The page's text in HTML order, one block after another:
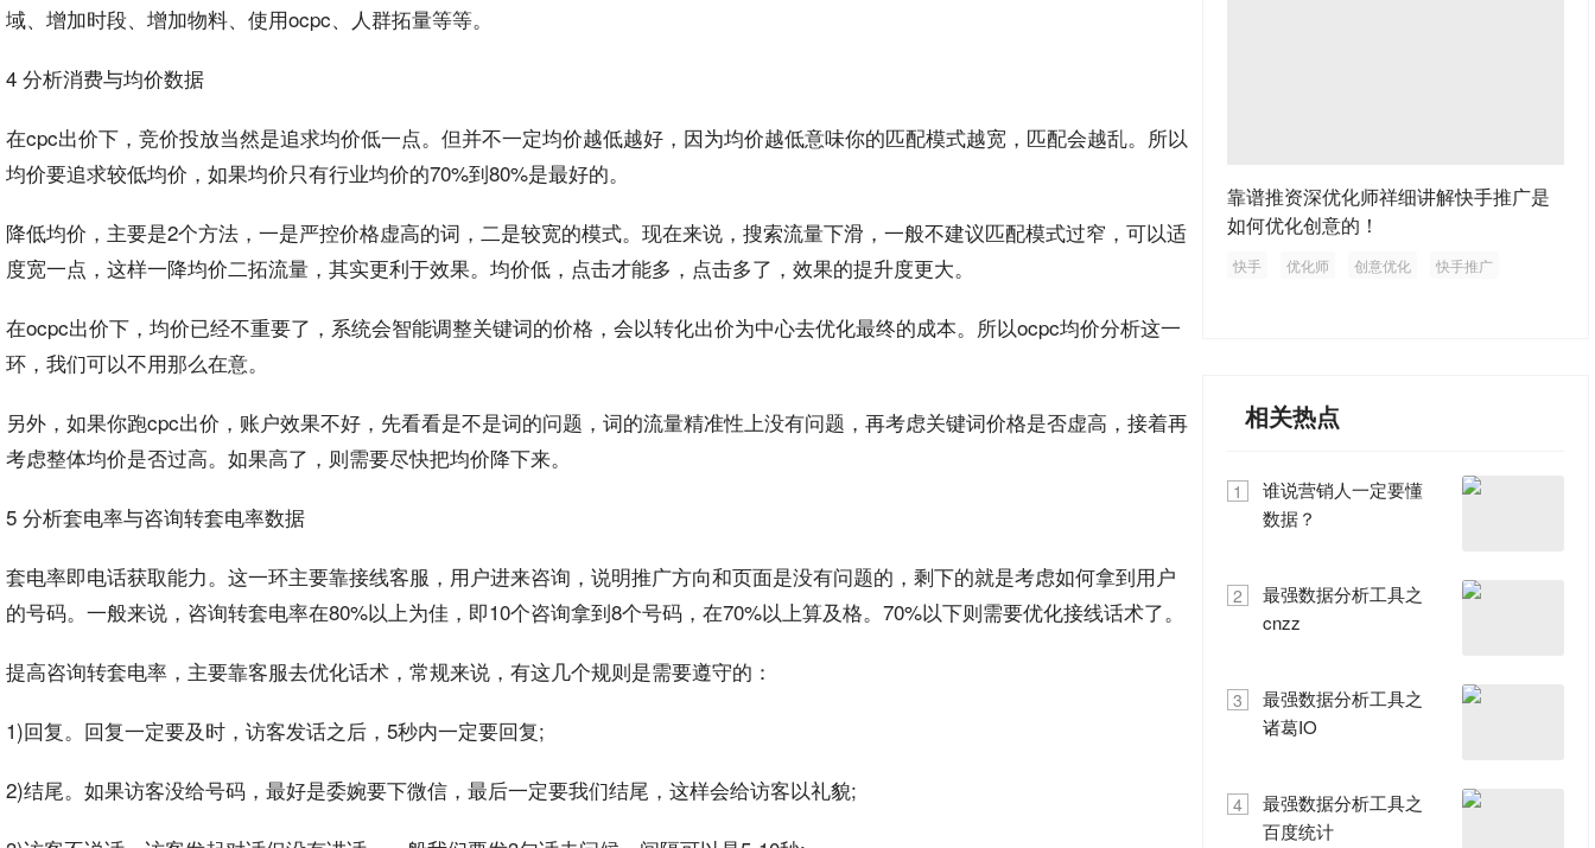
域、增加时段、增加物料、使用ocpc、人群拓量等等。
4 分析消费与均价数据
在cpc出价下，竞价投放当然是追求均价低一点。但并不一定均价越低越好，因为均价越低意味你的匹配模式越宽，匹配会越乱。所以
均价要追求较低均价，如果均价只有行业均价的70%到80%是最好的。
降低均价，主要是2个方法，一是严控价格虚高的词，二是较宽的模式。现在来说， 搜索流量下滑，一般不建议匹配模式过窄，可以适
度宽一点，这样一降均价二拓流量，其实更利于效果。均价低，点击才能多，点击多了，效果的提升度更大。
在ocpc出价下，均价已经不重要了，系统会智能调整关键词的价格，会以转化出价为中心去优化最终的成本。所以ocpc均价分析这一
环，我们可以不用那么在意。
另外，如果你跑cpc出价，账户效果不好，先看看是不是词的问题，词的流量精准性上没有问题，再考虑关键词价格是否虚高，接着再
考虑整体均价是否过高。如果高了，则需要尽快把均价降下来。
5 分析套电率与咨询转套电率数据
套电率即电话获取能力。这一环主要靠接线客服，用户进来咨询， 说明推广方向和页面是没有问题的，剩下的就是考虑如何拿到用户
的号码。一般来说，咨询转套电率在80%以上为佳，即10个咨询拿到8个号码，在70%以上算及格。70%以下则需要优化接线话术了。
提高咨询转套电率，主要靠客服去优化话术，常规来说，有这几个规则是需要遵守的：
1)回复。回复一定要及时，访客发话之后，5秒内一定要回复;
2)结尾。如果访客没给号码，最好是委婉要下微信，最后一定要我们结尾，这样会给访客以礼貌;
靠谱推资深优化师祥细讲解快手推广是
如何优化创意的！
快手 优化师 创意优化 快手推广
相关热点
1
谁说营销人一定要懂
数据？
2
最强数据分析工具之
cnzz
3
最强数据分析工具之
诸葛IO
4
最强数据分析工具之
百度统计